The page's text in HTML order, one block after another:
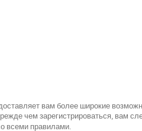
вам более широкие
чем зарегистрироваться, вам
всеми правилами.